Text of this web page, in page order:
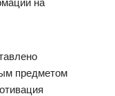
на
предметом